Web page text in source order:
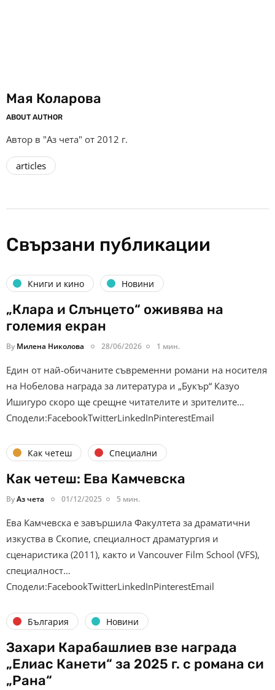
Мая Коларова
ABOUT AUTHOR
Автор в "Аз чета" от 2012 г.
articles
Свързани публикации
Книги и кино Новини
„Клара и Слънцето“ оживява на
големия екран
By Милена Николова 28/06/2026 1 мин.
Един от най-обичаните съвременни романи на носителя
на Нобелова награда за литература и „Букър“ Казуо
Ишигуро скоро ще срещне читателите и зрителите…
Сподели:FacebookTwitterLinkedInPinterestEmail
Как четеш Специални
Как четеш: Ева Камчевска
ByАз чета 01/12/2025 5 мин.
Ева Камчевска е завършила Факултета за драматични
изкуства в Скопие, специалност драматургия и
сценаристика (2011), както и Vancouver Film School (VFS),
специалност…
Сподели:FacebookTwitterLinkedInPinterestEmail
България Новини
Захари Карабашлиев взе награда
„Елиас Канети“ за 2025 г. с романа си
„Рана“